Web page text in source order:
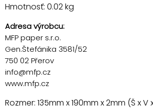
Hmotnosť: 0.02 kg
Adresa výrobcu:
MFP paper s.r.o.
Gen.Štefánika 3581/52
750 02 Přerov
info@mfp.cz
www.mfp.cz
Rozmer: 135mm x 190mm x 2mm (Š x V